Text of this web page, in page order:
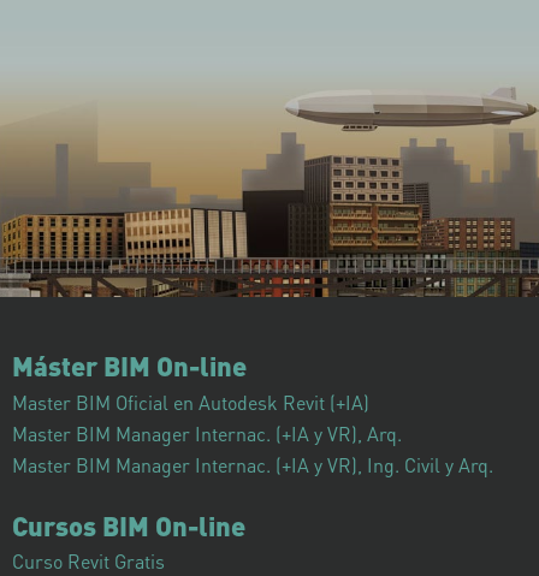
Máster BIM On-line
Master BIM Oficial en Autodesk Revit (+IA)
Master BIM Manager Internac. (+IA y VR), Arq.
Master BIM Manager Internac. (+IA y VR), Ing. Civil y Arq.
Cursos BIM On-line
Curso Revit Gratis